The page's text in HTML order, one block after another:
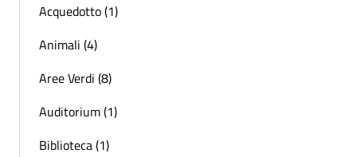
Acquedotto (1)
Animali (4)
Aree Verdi (8)
Auditorium (1)
Biblioteca (1)